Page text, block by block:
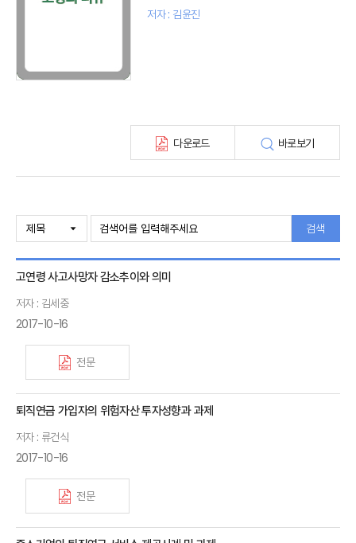
고령화리뷰 모음집(종간)
최신보험정보
해외보험금융동향(종간)
저자 : 김윤진
다운로드 바로보기
검색
고연령 사고사망자 감소추이와 의미
저자 : 김세중
2017-10-16
전문
퇴직연금 가입자의 위험자산 투자성향과 과제
저자 : 류건식
2017-10-16
전문